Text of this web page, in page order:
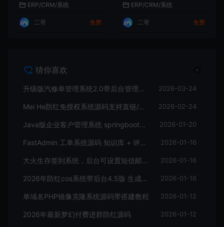
ERP/CRM/系统
二哥 免费
ERP/CRM/系统
二哥 免费
猜你喜欢
升级版汽修单管理系统2.0带后台管理+搭建教程 2026-03-24
Mei He防红免授权系统源码支持直链/跳转/短链接 2026-02-24
Java版企业客户管理系统 springboot+vue 2026-01-20
FastAdmin 工单系统源码 知识库 + 评价 + 短信邮件通知+搭建教程 2026-01-16
大火生存签到系统，后台可设置短信邮件配置 2026-01-16
2026年防红cos系统带后台4.5版 生成链接全套防红 2026-01-16
单域名PHP镜像克隆系统源码带搭建教程 2026-01-12
2026年最新梦幻付费进群防红源码 2026-01-12